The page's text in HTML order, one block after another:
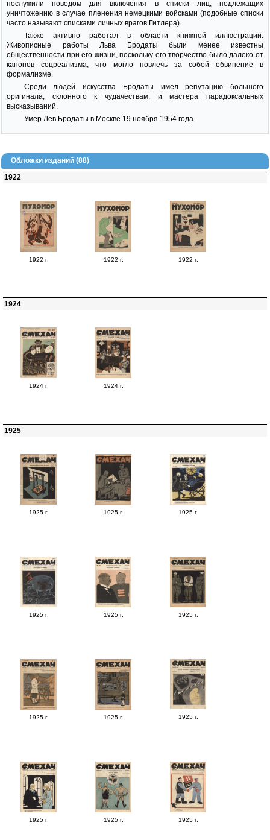
послужили поводом для включения в списки лиц, подлежащих
уничтожению в случае пленения немецкими войсками (подобные списки
часто называют списками личных врагов Гитлера).
Также активно работал в области книжной иллюстрации.
Живописные работы Льва Бродаты были менее известны
общественности при его жизни, поскольку его творчество было далеко от
канонов соцреализма, что могло повлечь за собой обвинение в
формализме.
Среди людей искусства Бродаты имел репутацию большого
оригинала, склонного к чудачествам, и мастера парадоксальных
высказываний.
Умер Лев Бродаты в Москве 19 ноября 1954 года.
Обложки изданий (88)
1922
1922 г. 1922 г. 1922 г.
1924
1924 г. 1924 г.
1925
1925 г. 1925 г. 1925 г.
1925 г. 1925 г. 1925 г.
1925 г. 1925 г. 1925 г.
1925 г. 1925 г. 1925 г.